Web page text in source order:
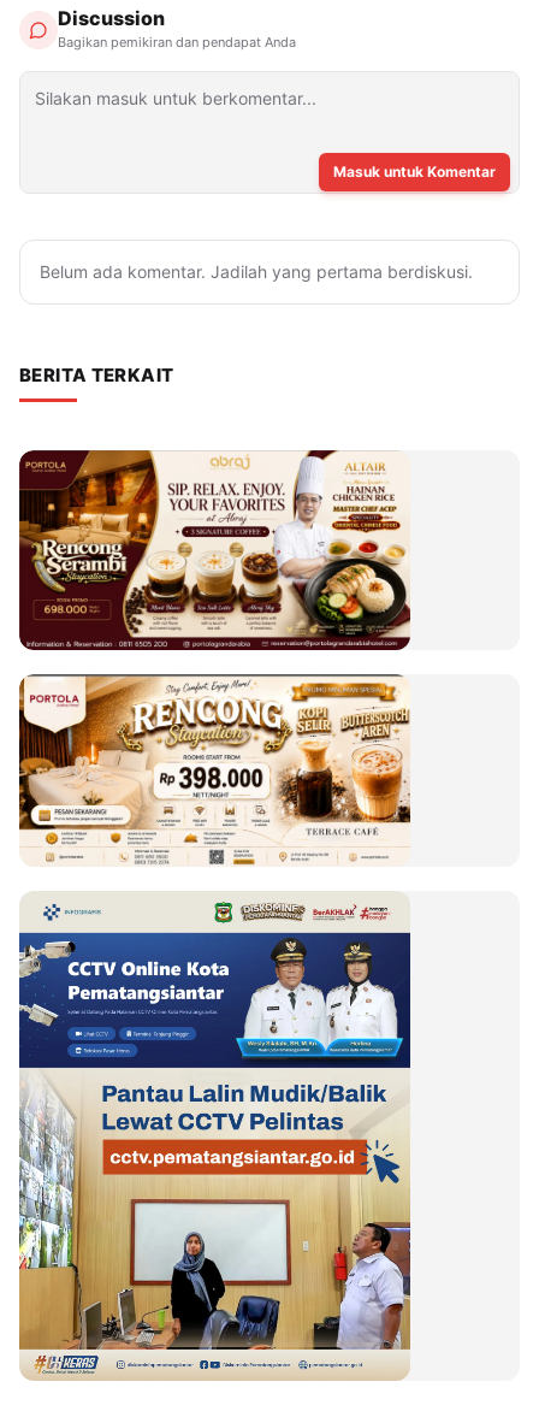
Discussion
Bagikan pemikiran dan pendapat Anda
Masuk untuk Komentar
Belum ada komentar. Jadilah yang pertama berdiskusi.
BERITA TERKAIT